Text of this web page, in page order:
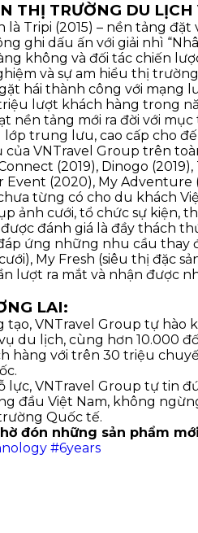
THỊ TRƯỜNG DU LỊCH
Tripi (2015) – nền tảng
ghi dấu ấn với giải nhì
không và đối tác chiến
và sự am hiểu thị
hái thành công với mạng
lượt khách hàng trong
nền tảng mới ra đời với
trung lưu, cao cấp cho
VNTravel Group trên
(2019), Dinogo
(2020), My
từng có cho du khách
ảnh cưới, tổ chức sự kiện,
đánh giá là đầy thách
ứng những nhu cầu thay
My Fresh (siêu thị đặc
lượt ra mắt và nhận được
LAI:
tạo, VNTravel Group tự hào
du lịch, cùng hơn 10.000
hàng với trên 30 triệu
lực, VNTravel Group tự tin
đầu Việt Nam, không
Quốc tế.
đón những sản phẩm
#6years